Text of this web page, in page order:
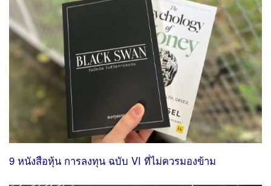
9 หนังสือหุ้น การลงทุน ฉบับ VI ที่ไม่ควรมองข้าม